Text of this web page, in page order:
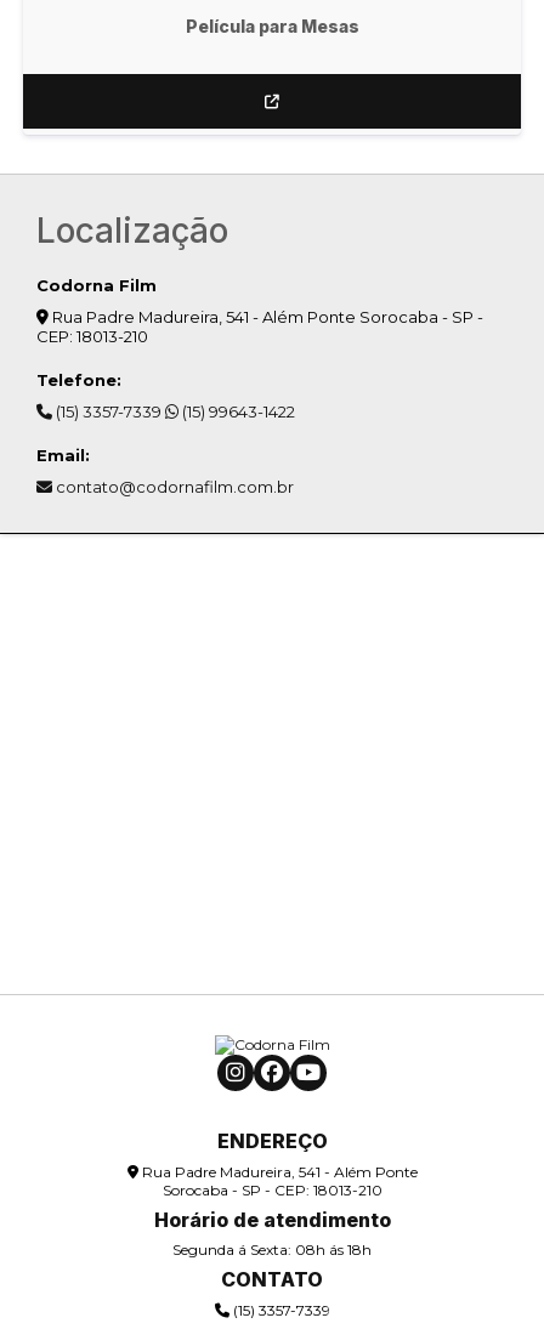
Película para Mesas
Localização
Codorna Film
Rua Padre Madureira, 541 - Além Ponte Sorocaba - SP -
CEP: 18013-210
Telefone:
(15) 3357-7339
(15) 99643-1422
Email:
contato@codornafilm.com.br
ENDEREÇO
Rua Padre Madureira, 541 - Além Ponte
Sorocaba - SP - CEP: 18013-210
Horário de atendimento
Segunda á Sexta: 08h ás 18h
CONTATO
(15) 3357-7339